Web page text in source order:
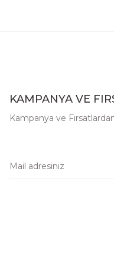
KAMPANYA VE
Kampanya ve